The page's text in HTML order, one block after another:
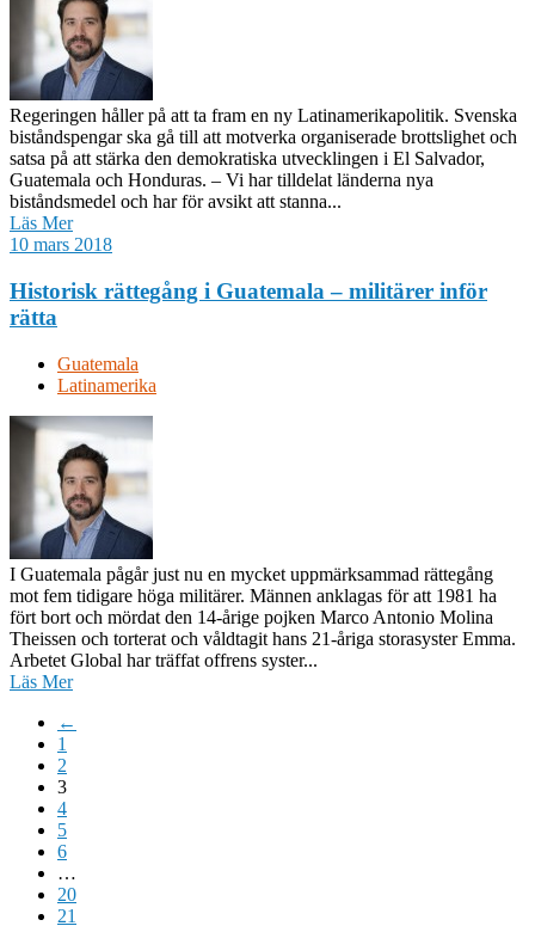
Regeringen håller på att ta fram en ny Latinamerikapolitik. Svenska
biståndspengar ska gå till att motverka organiserade brottslighet och
satsa på att stärka den demokratiska utvecklingen i El Salvador,
Guatemala och Honduras. – Vi har tilldelat länderna nya
biståndsmedel och har för avsikt att stanna...
Läs Mer
10 mars 2018
Historisk rättegång i Guatemala – militärer inför
rätta
Guatemala
Latinamerika
I Guatemala pågår just nu en mycket uppmärksammad rättegång
mot fem tidigare höga militärer. Männen anklagas för att 1981 ha
fört bort och mördat den 14-årige pojken Marco Antonio Molina
Theissen och torterat och våldtagit hans 21-åriga storasyster Emma.
Arbetet Global har träffat offrens syster...
Läs Mer
←
1
2
3
4
5
6
…
20
21